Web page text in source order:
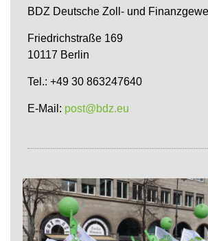
BDZ Deutsche Zoll- und
Friedrichstraße 169
10117 Berlin
Tel.: +49 30 863247640
E-Mail: post@bdz.eu